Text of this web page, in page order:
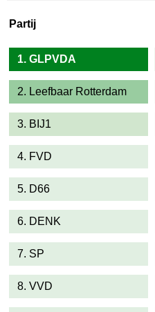
Partij
1. GLPVDA
2. Leefbaar Rotterdam
3. BIJ1
4. FVD
5. D66
6. DENK
7. SP
8. VVD